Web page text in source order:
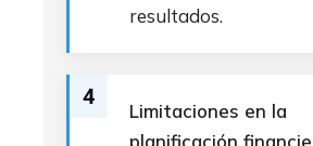
resultados.
4
Limitaciones en la
planificación